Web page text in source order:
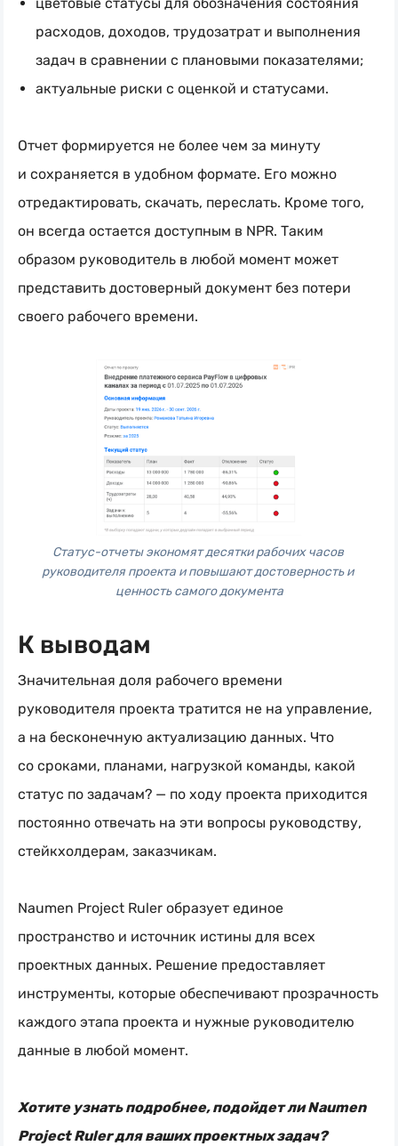
расходов, доходов, трудозатрат и выполнения
задач в сравнении с плановыми показателями;
актуальные риски с оценкой и статусами.
Отчет формируется не более чем за минуту
и сохраняется в удобном формате. Его можно
отредактировать, скачать, переслать. Кроме того,
он всегда остается доступным в NPR. Таким
образом руководитель в любой момент может
представить достоверный документ без потери
своего рабочего времени.
Статус-отчеты экономят десятки рабочих часов
руководителя проекта и повышают достоверность и
ценность самого документа
К выводам
Значительная доля рабочего времени
руководителя проекта тратится не на управление,
а на бесконечную актуализацию данных. Что
со сроками, планами, нагрузкой команды, какой
статус по задачам? — по ходу проекта приходится
постоянно отвечать на эти вопросы руководству,
стейкхолдерам, заказчикам.
Naumen Project Ruler образует единое
пространство и источник истины для всех
проектных данных. Решение предоставляет
инструменты, которые обеспечивают прозрачность
каждого этапа проекта и нужные руководителю
данные в любой момент.
Хотите узнать подробнее, подойдет ли Naumen
Project Ruler для ваших проектных задач?